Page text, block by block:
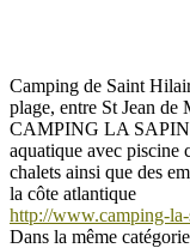
Camping de Saint
plage, entre St Jean
CAMPING LA
aquatique avec piscine
chalets ainsi que des
la côte atlantique
http://www.camping-
Dans la même catégorie